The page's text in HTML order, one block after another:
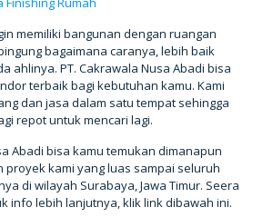
memiliki bangunan dengan ruangan
bagaimana caranya, lebih baik
ahlinya. PT. Cakrawala Nusa Abadi bisa
terbaik bagi kebutuhan kamu. Kami
dan jasa dalam satu tempat sehingga
repot untuk mencari lagi.
Abadi bisa kamu temukan dimanapun
proyek kami yang luas sampai seluruh
di wilayah Surabaya, Jawa Timur. Seera
info lebih lanjutnya, klik link dibawah ini.